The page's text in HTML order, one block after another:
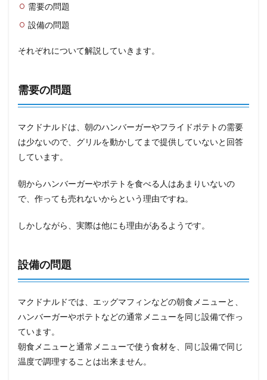
需要の問題
設備の問題
それぞれについて解説していきます。
需要の問題
マクドナルドは、朝のハンバーガーやフライドポテトの需要
は少ないので、グリルを動かしてまで提供していないと回答
しています。
朝からハンバーガーやポテトを食べる人はあまりいないの
で、作っても売れないからという理由ですね。
しかしながら、実際は他にも理由があるようです。
設備の問題
マクドナルドでは、エッグマフィンなどの朝食メニューと、
ハンバーガーやポテトなどの通常メニューを同じ設備で作っ
ています。
朝食メニューと通常メニューで使う食材を、同じ設備で同じ
温度で調理することは出来ません。